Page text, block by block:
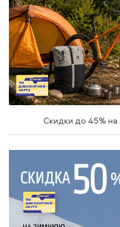
Скидки до 45%